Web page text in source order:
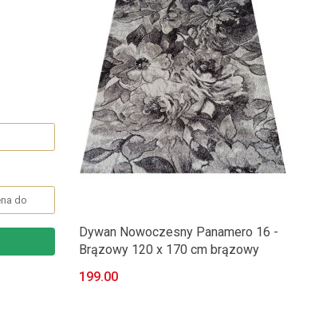
Dywan Nowoczesny Panamero 16 -
Brązowy 120 x 170 cm brązowy
199.00